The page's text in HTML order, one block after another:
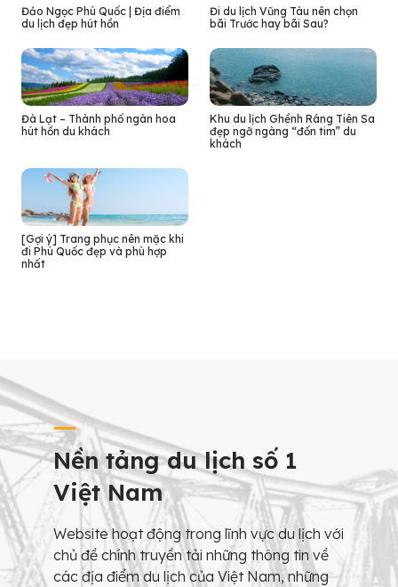
Đảo Ngọc Phú Quốc | Địa điểm
du lịch đẹp hút hồn
Đi du lịch Vũng Tàu nên chọn
bãi Trước hay bãi Sau?
Đà Lạt – Thành phố ngàn hoa
hút hồn du khách
Khu du lịch Ghềnh Ráng Tiên Sa
đẹp ngỡ ngàng “đốn tim” du
khách
[Gợi ý] Trang phục nên mặc khi
đi Phú Quốc đẹp và phù hợp
nhất
Nền tảng du lịch số 1
Việt Nam
Website hoạt động trong lĩnh vực du lịch với
chủ đề chính truyền tải những thông tin về
các địa điểm du lịch của Việt Nam, những